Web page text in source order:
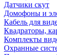
Датчики скут
Домофоны и
Кабель для
Квадраторы,
Комплекты
Охранные